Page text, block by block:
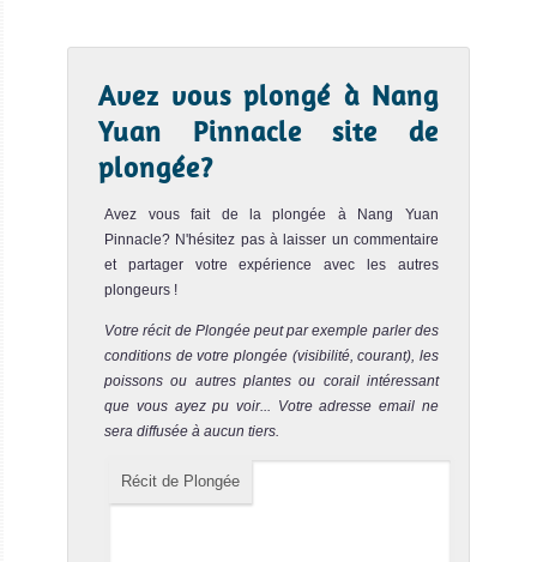
de l'île de Koh Tao. C'est un spot sous-marin facile et d...
Notre avis
Hin Pee Wee
nord-ouest de l'île de Koh Tao. C'est un beau récif
compos�...
Aow Leuk
Le spot d'Aow Leuk est un site de plongée facile et peu
profond à Koh Tao. C'est l'endroit parfait pour apprendre la
Tanote Bay
Le spot sous-marin de Tanote Bay est un site de plongée
Avez vous plongé à Nang
Yuan Pinnacle site de
plongée?
Avez vous fait de la plongée à Nang Yuan
Pinnacle? N'hésitez pas à laisser un commentaire
et partager votre expérience avec les autres
plongeurs !
Votre récit de Plongée peut par exemple parler des
conditions de votre plongée (visibilité, courant), les
poissons ou autres plantes ou corail intéressant
que vous ayez pu voir... Votre adresse email ne
sera diffusée à aucun tiers.
Récit de Plongée